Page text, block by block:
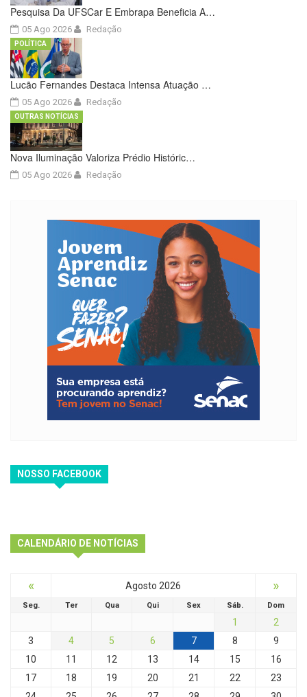
Pesquisa Da UFSCar E Embrapa Beneficia A…
05 Ago 2026 Redação
Lucão Fernandes Destaca Intensa Atuação …
05 Ago 2026
POLÍTICA
Redação
Nova Iluminação Valoriza Prédio Históric…
05 Ago 2026
OUTRAS NOTÍCIAS
Redação
NOSSO FACEBOOK
CALENDÁRIO DE NOTÍCIAS
« Agosto 2026 »
Seg. Ter Qua Qui Sex Sáb. Dom
1
2
3
4 5 6 7 8
9
10
11 12 13 14 15
16
17
18 19 20 21 22
23